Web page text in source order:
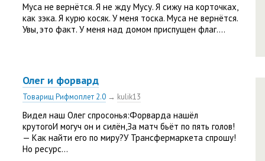
Муса не вернётся. Я не жду Мусу. Я сижу на корточках,
как зэка. Я курю косяк. У меня тоска. Муса не вернётся.
Увы, это факт. У меня над домом приспущен флаг....
Олег и форвард
Товарищ Рифмоплет 2.0 → kulik13
Видел наш Олег спросонья:Форварда нашёл
крутогоИ могуч он и силён,За матч бьёт по пять голов!
— Как найти его по миру?У Трансфермаркета спрошу!
Но ресурс...